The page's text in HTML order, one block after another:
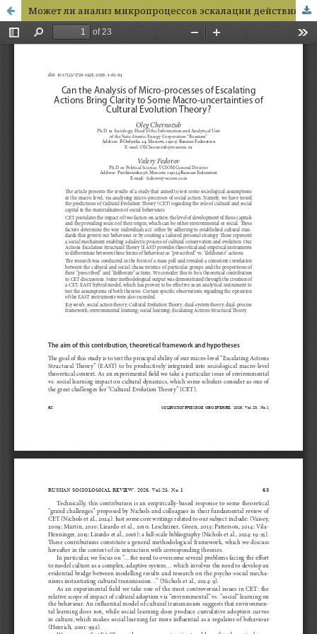
Может ли анализ микропроцессов эскалации действия прояснить некоторые макро-неопределенности теории культурной эволюции?